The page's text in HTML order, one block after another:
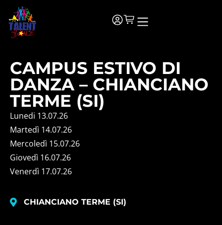
CAMPUS ESTIVO DI
DANZA – CHIANCIANO
TERME (SI)
Lunedi 13.07.26
Martedì 14.07.26
Mercoledì 15.07.26
Giovedì 16.07.26
Venerdì 17.07.26
CHIANCIANO TERME (SI)